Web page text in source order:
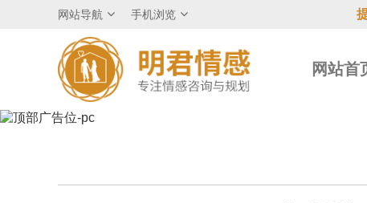
网站导航 手机浏览
网站首